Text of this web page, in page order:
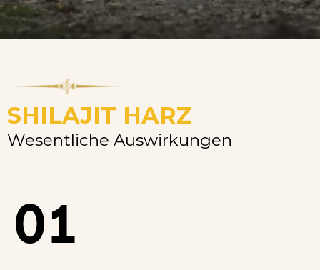
SHILAJIT HARZ
Wesentliche Auswirkungen
01